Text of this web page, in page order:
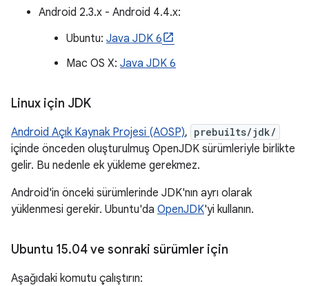
Android 2.3.x - Android 4.4.x:
Ubuntu: Java JDK 6
Mac OS X: Java JDK 6
Linux için JDK
Android Açık Kaynak Projesi (AOSP), prebuilts/jdk/
içinde önceden oluşturulmuş OpenJDK sürümleriyle birlikte
gelir. Bu nedenle ek yükleme gerekmez.
Android'in önceki sürümlerinde JDK'nın ayrı olarak
yüklenmesi gerekir. Ubuntu'da OpenJDK'yi kullanın.
Ubuntu 15.04 ve sonraki sürümler için
Aşağıdaki komutu çalıştırın: